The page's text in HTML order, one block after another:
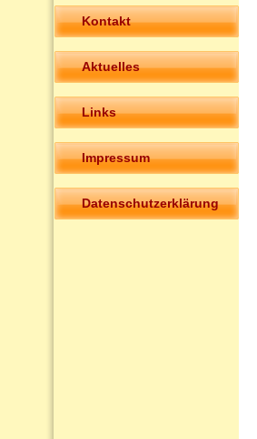
Kontakt
Aktuelles
Links
Impressum
Datenschutzerklärung